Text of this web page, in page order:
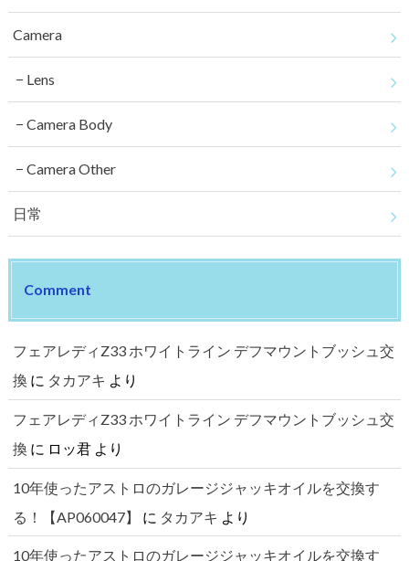
Camera
Lens
Camera Body
Camera Other
日常
Comment
フェアレディZ33 ホワイトライン デフマウントブッシュ交
換 に タカアキ より
フェアレディZ33 ホワイトライン デフマウントブッシュ交
換 に ロッ君より
10年使ったアストロのガレージジャッキオイルを交換す
る！【AP060047】
に タカアキ より
10年使ったアストロのガレージジャッキオイルを交換す